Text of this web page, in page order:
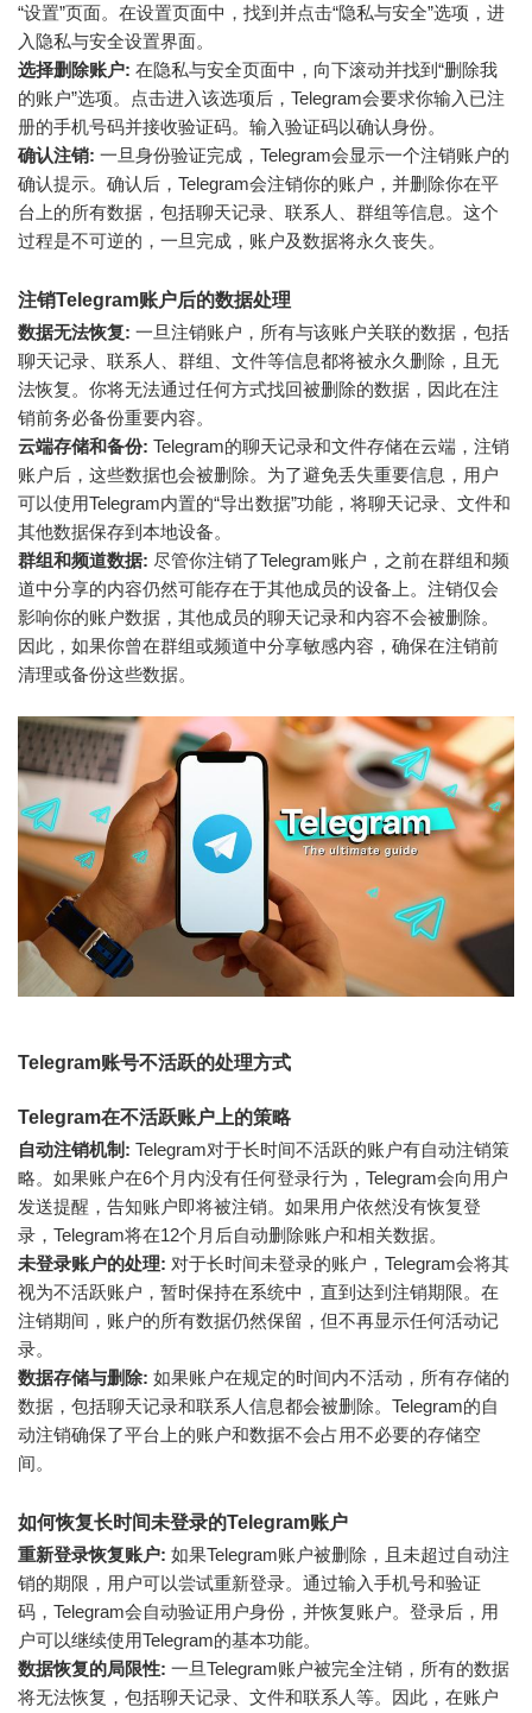
“设置”页面。在设置页面中，找到并点击“隐私与安全”选项，进
入隐私与安全设置界面。
选择删除账户: 在隐私与安全页面中，向下滚动并找到“删除我
的账户”选项。点击进入该选项后，Telegram会要求你输入已注
册的手机号码并接收验证码。输入验证码以确认身份。
确认注销: 一旦身份验证完成，Telegram会显示一个注销账户的
确认提示。确认后，Telegram会注销你的账户，并删除你在平
台上的所有数据，包括聊天记录、联系人、群组等信息。这个
过程是不可逆的，一旦完成，账户及数据将永久丧失。
注销Telegram账户后的数据处理
数据无法恢复: 一旦注销账户，所有与该账户关联的数据，包括
聊天记录、联系人、群组、文件等信息都将被永久删除，且无
法恢复。你将无法通过任何方式找回被删除的数据，因此在注
销前务必备份重要内容。
云端存储和备份: Telegram的聊天记录和文件存储在云端，注销
账户后，这些数据也会被删除。为了避免丢失重要信息，用户
可以使用Telegram内置的“导出数据”功能，将聊天记录、文件和
其他数据保存到本地设备。
群组和频道数据: 尽管你注销了Telegram账户，之前在群组和频
道中分享的内容仍然可能存在于其他成员的设备上。注销仅会
影响你的账户数据，其他成员的聊天记录和内容不会被删除。
因此，如果你曾在群组或频道中分享敏感内容，确保在注销前
清理或备份这些数据。
Telegram账号不活跃的处理方式
Telegram在不活跃账户上的策略
自动注销机制: Telegram对于长时间不活跃的账户有自动注销策
略。如果账户在6个月内没有任何登录行为，Telegram会向用户
发送提醒，告知账户即将被注销。如果用户依然没有恢复登
录，Telegram将在12个月后自动删除账户和相关数据。
未登录账户的处理: 对于长时间未登录的账户，Telegram会将其
视为不活跃账户，暂时保持在系统中，直到达到注销期限。在
注销期间，账户的所有数据仍然保留，但不再显示任何活动记
录。
数据存储与删除: 如果账户在规定的时间内不活动，所有存储的
数据，包括聊天记录和联系人信息都会被删除。Telegram的自
动注销确保了平台上的账户和数据不会占用不必要的存储空
间。
如何恢复长时间未登录的Telegram账户
重新登录恢复账户: 如果Telegram账户被删除，且未超过自动注
销的期限，用户可以尝试重新登录。通过输入手机号和验证
码，Telegram会自动验证用户身份，并恢复账户。登录后，用
户可以继续使用Telegram的基本功能。
数据恢复的局限性: 一旦Telegram账户被完全注销，所有的数据
将无法恢复，包括聊天记录、文件和联系人等。因此，在账户